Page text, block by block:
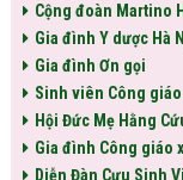
Cộng đoàn Martino
Gia đình Y dược Hà
Gia đình Ơn gọi
Sinh viên Công giáo
Hội Đức Mẹ Hằng
Gia đình Công giáo
Diễn Đàn Cựu Sinh